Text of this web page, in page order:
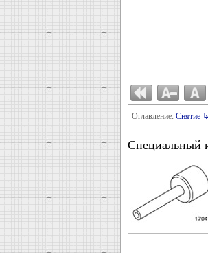
Оглавление: Снятие ↳
Специальный